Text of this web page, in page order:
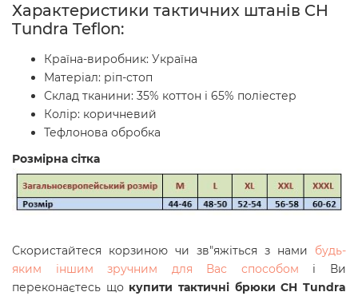
Характеристики тактичних штанів CH
Tundra Teflon:
Країна-виробник: Україна
Матеріал: ріп-стоп
Склад тканини: 35% коттон і 65% поліестер
Колір: коричневий
Тефлонова обробка
Розмірна сітка
Скористайтеся корзиною чи зв"яжіться з нами будь-
яким іншим зручним для Вас способом і Ви
переконаєтесь що купити тактичні брюки CH Tundra